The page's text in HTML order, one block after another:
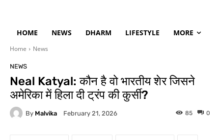
HOME NEWS DHARM LIFESTYLE MORE
Home News
NEWS
Neal Katyal: कौन है वो भारतीय शेर जिसने
अमेरिका में हिला दी ट्रंप की कुर्सी?
By Malvika February 21, 2026 0
85